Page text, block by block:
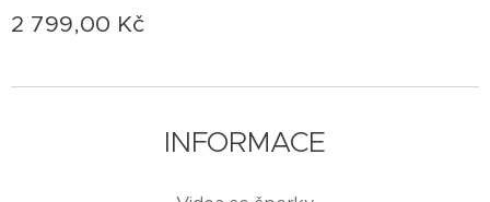
2 799,00 Kč
INFORMACE